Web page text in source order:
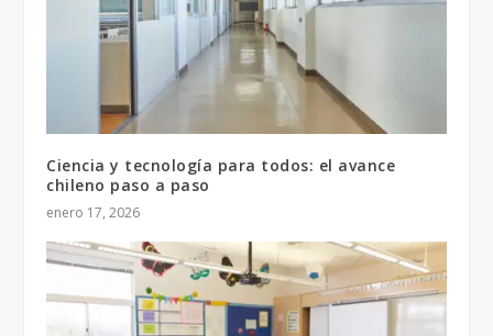
Ciencia y tecnología para todos: el avance
chileno paso a paso
enero 17, 2026